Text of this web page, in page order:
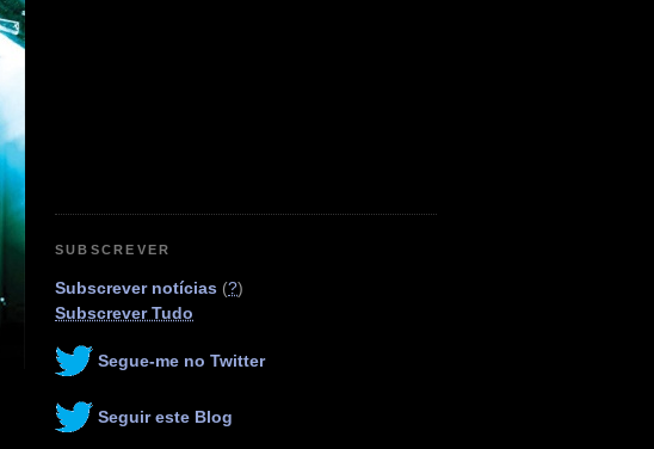
SUBSCREVER
Subscrever notícias (?)
Subscrever Tudo
Segue-me no Twitter
Seguir este Blog